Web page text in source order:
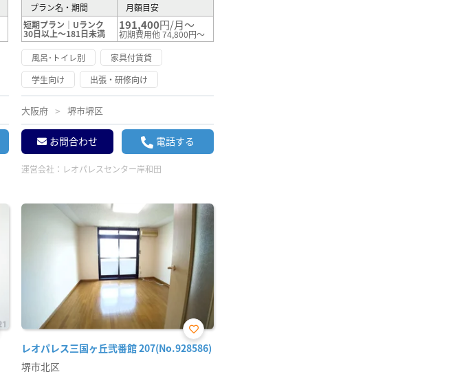
プラン名・期間
月額目安
短期プラン｜Uランク
30日以上～181日未満
191,400円/月～
初期費用他 74,800円～
風呂･トイレ別
家具付賃貸
学生向け
出張・研修向け
大阪府 堺市堺区
お問合わせ 電話する
運営会社： レオパレスセンター岸和田
レオパレス三国ヶ丘弐番館 207(No.928586)
お気
に入
堺市北区